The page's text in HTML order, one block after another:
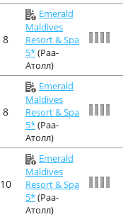
8
Emerald
Maldives
Resort & Spa
5*(Раа-
Атолл)
8
Emerald
Maldives
Resort & Spa
5*(Раа-
Атолл)
10
Emerald
Maldives
Resort & Spa
5*(Раа-
Атолл)